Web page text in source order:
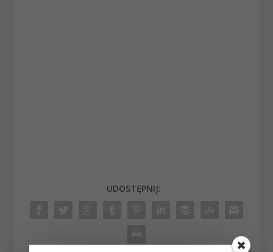
UDOSTĘPNIJ: